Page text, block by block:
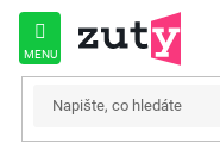
Přejít
obsah